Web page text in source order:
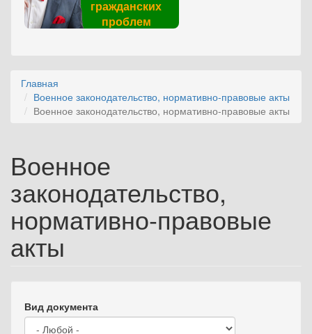
гражданских
проблем
Главная
Военное законодательство, нормативно-правовые акты
Военное законодательство, нормативно-правовые акты
Военное
законодательство,
нормативно-правовые
акты
Вид документа